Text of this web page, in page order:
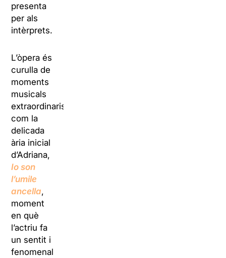
presenta
per als
intèrprets.
L’òpera és
curulla de
moments
musicals
extraordinaris,
com la
delicada
ària inicial
d’Adriana,
Io son
l’umile
ancella,
moment
en què
l’actriu fa
un sentit i
fenomenal